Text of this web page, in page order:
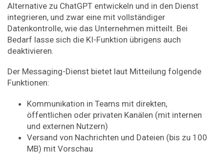
Alternative zu ChatGPT entwickeln und in den Dienst
integrieren, und zwar eine mit vollständiger
Datenkontrolle, wie das Unternehmen mitteilt. Bei
Bedarf lasse sich die KI-Funktion übrigens auch
deaktivieren.
Der Messaging-Dienst bietet laut Mitteilung folgende
Funktionen:
Kommunikation in Teams mit direkten,
öffentlichen oder privaten Kanälen (mit internen
und externen Nutzern)
Versand von Nachrichten und Dateien (bis zu 100
MB) mit Vorschau